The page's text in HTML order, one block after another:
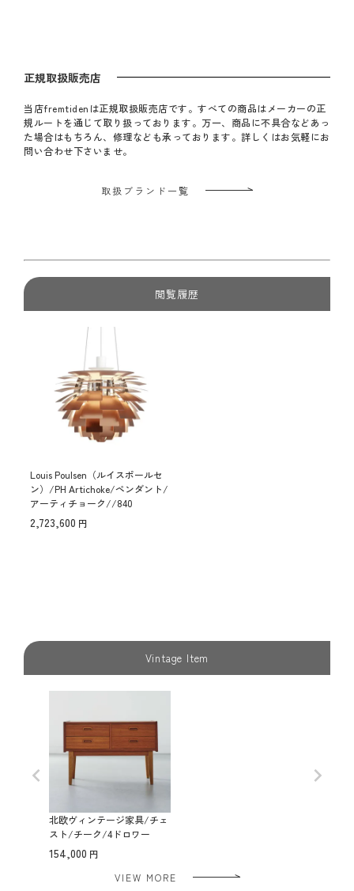
正規取扱販売店
当店fremtidenは正規取扱販売店です。すべての商品はメーカーの正
規ルートを通じて取り扱っております。万一、商品に不具合などあっ
た場合はもちろん、修理なども承っております。詳しくはお気軽にお
問い合わせ下さいませ。
取扱ブランド一覧
閲覧履歴
Louis Poulsen（ルイスポールセ
ン）/PH Artichoke/ペンダント/
アーティチョーク//840
2,723,600
Vintage Item
北欧ヴィンテージ家具/チェ
スト/チーク/4ドロワー
154,000
VIEW MORE